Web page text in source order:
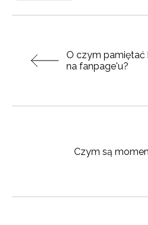
Poprzedni post:
O czym pamiętać
na fanpage'u?
Natępny post:
Czym są